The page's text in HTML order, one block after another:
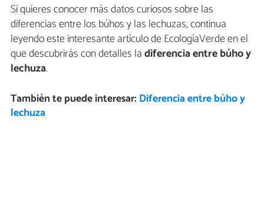
Si quieres conocer más datos curiosos sobre las
diferencias entre los búhos y las lechuzas, continua
leyendo este interesante artículo de EcologíaVerde en el
que descubrirás con detalles ladiferencia entre búho y
lechuza.
También te puede interesar: Diferencia entre búho y
lechuza